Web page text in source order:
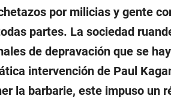
por milicias y gente
partes. La sociedad
de depravación que se
intervención de Paul
la barbarie, este impuso un